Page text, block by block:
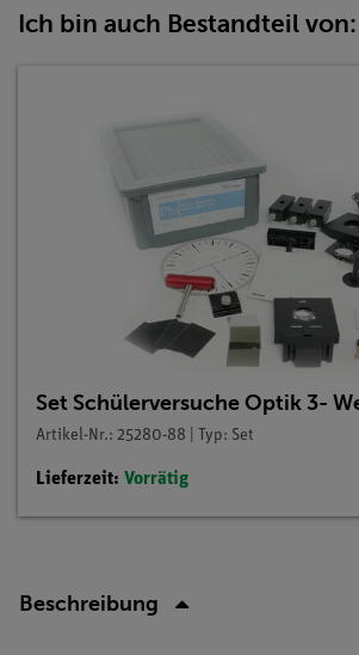
Ich bin auch Bestandteil von:
Set Schülerversuche Optik 3-
Artikel-Nr.: 25280-88 | Typ: Set
Lieferzeit: Vorrätig
Beschreibung